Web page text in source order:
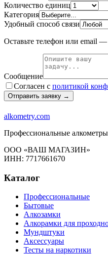
Количество единиц
Категория
Удобный способ связи
Оставьте телефон или email
Сообщение
Согласен с политикой
Отправить заявку →
alkometry.com
Профессиональные
ООО «ВАШ МАГАЗИН»
ИНН: 7717661670
Каталог
Профессиональные
Бытовые
Алкозамки
Алкорамки для
Мундштуки
Аксессуары
Тесты на наркотики